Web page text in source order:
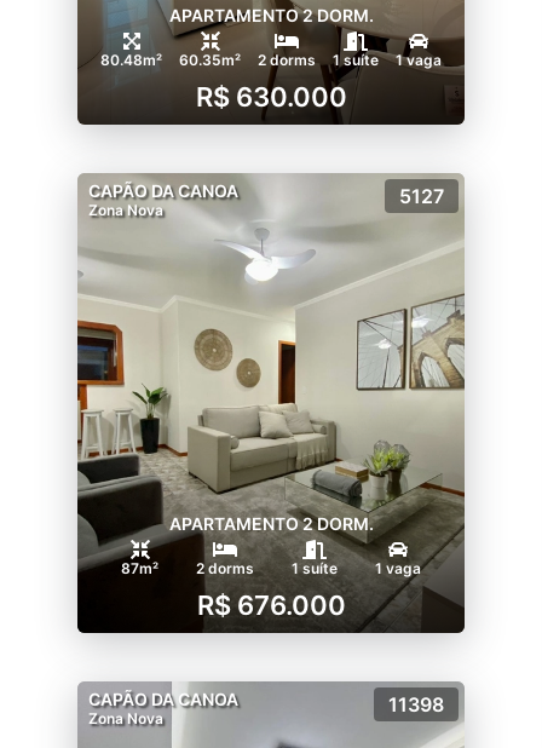
APARTAMENTO 2 DORM.
80.48m² 60.35m² 2 dorms 1 suíte 1 vaga
R$ 630.000
CAPÃO DA CANOA
Zona Nova
5127
APARTAMENTO 2 DORM.
87m² 2 dorms 1 suíte 1 vaga
R$ 676.000
CAPÃO DA CANOA
Zona Nova
11398